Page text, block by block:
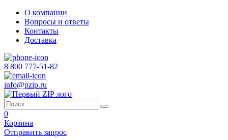
О компании
Вопросы и ответы
Контакты
Доставка
8 800 777-51-82
info@pzip.ru
0
Корзина
Отправить запрос